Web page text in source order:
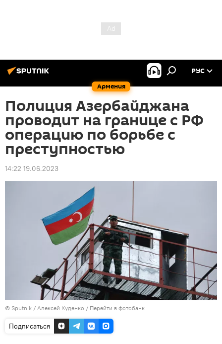
Армения
РУС
Полиция Азербайджана
проводит на границе с РФ
операцию по борьбе с
преступностью
14:22 19.06.2023
© Sputnik / Алексей Куденко / Перейти в фотобанк
Подписаться